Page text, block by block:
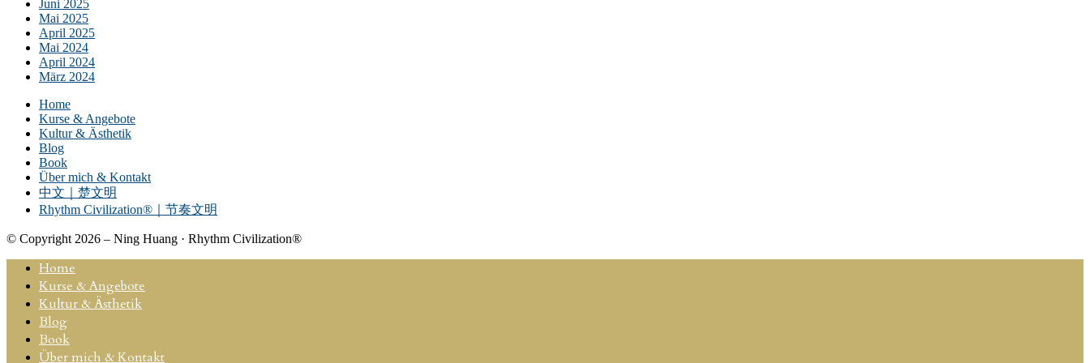
Juni 2025
Mai 2025
April 2025
Mai 2024
April 2024
März 2024
Home
Kurse & Angebote
Kultur & Ästhetik
Blog
Book
Über mich & Kontakt
中文｜楚文明
Rhythm Civilization®｜节奏文明
© Copyright 2026 – Ning Huang · Rhythm Civilization®
Home
Kurse & Angebote
Kultur & Ästhetik
Blog
Book
Über mich & Kontakt